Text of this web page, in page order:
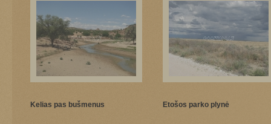
Kelias pas bušmenus Etošos parko plynė